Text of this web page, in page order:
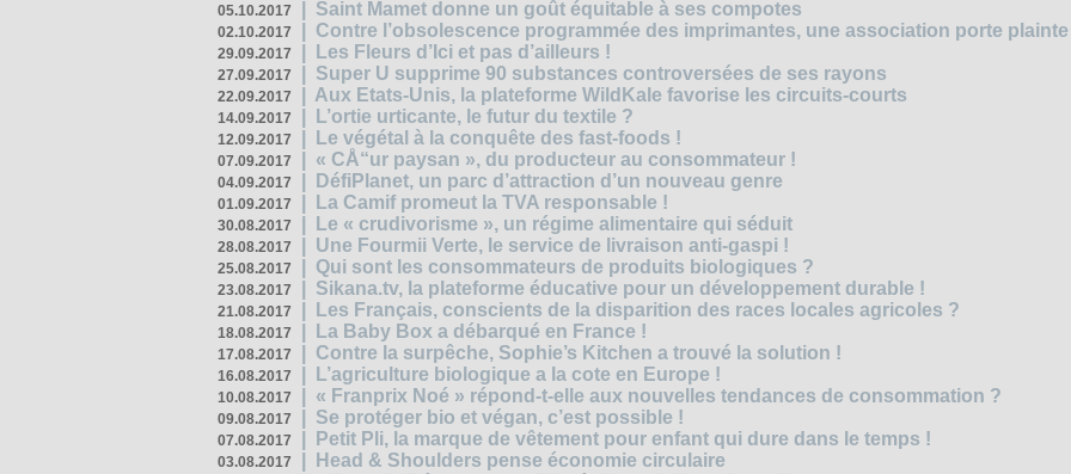
05.10.2017 Saint Mamet donne un goût équitable à ses compotes
02.10.2017 Contre l’obsolescence programmée des imprimantes, une association porte plainte
29.09.2017 Les Fleurs d’Ici et pas d’ailleurs !
27.09.2017 Super U supprime 90 substances controversées de ses rayons
22.09.2017 Aux Etats-Unis, la plateforme WildKale favorise les circuits-courts
14.09.2017 L’ortie urticante, le futur du textile ?
12.09.2017 Le végétal à la conquête des fast-foods !
07.09.2017 « CÅ“ur paysan », du producteur au consommateur !
04.09.2017 DéfiPlanet, un parc d’attraction d’un nouveau genre
01.09.2017 La Camif promeut la TVA responsable !
30.08.2017 Le « crudivorisme », un régime alimentaire qui séduit
28.08.2017 Une Fourmii Verte, le service de livraison anti-gaspi !
25.08.2017 Qui sont les consommateurs de produits biologiques ?
23.08.2017 Sikana.tv, la plateforme éducative pour un développement durable !
21.08.2017 Les Français, conscients de la disparition des races locales agricoles ?
18.08.2017 La Baby Box a débarqué en France !
17.08.2017 Contre la surpêche, Sophie’s Kitchen a trouvé la solution !
16.08.2017 L’agriculture biologique a la cote en Europe !
10.08.2017 « Franprix Noé » répond-t-elle aux nouvelles tendances de consommation ?
09.08.2017 Se protéger bio et végan, c’est possible !
07.08.2017 Petit Pli, la marque de vêtement pour enfant qui dure dans le temps !
03.08.2017 Head & Shoulders pense économie circulaire